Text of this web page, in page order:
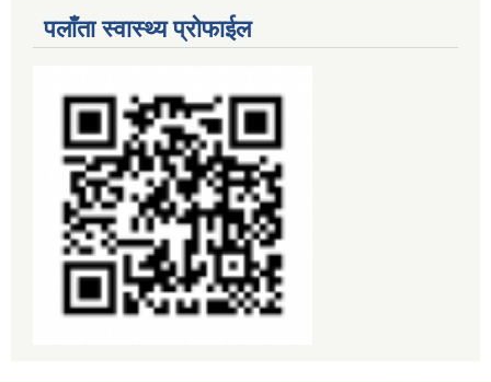
पलाँता स्वास्थ्य प्रोफाईल